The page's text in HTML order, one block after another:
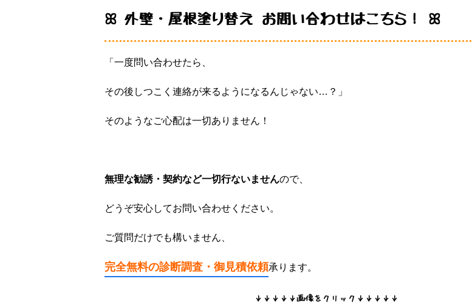
ꕤ 外壁・屋根塗り替え お問い合わせはこちら！ ꕤ
「一度問い合わせたら、
その後しつこく連絡が来るようになるんじゃない…？」
そのようなご心配は一切ありません！
無理な勧誘・契約など一切行ないませんので、
どうぞ安心してお問い合わせください。
ご質問だけでも構いません、
完全無料の診断調査・ 御見積依頼承ります。
↓↓↓↓↓画像をクリック↓↓↓↓↓